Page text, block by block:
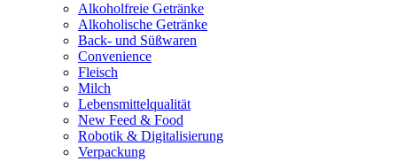
Alkoholfreie Getränke
Alkoholische Getränke
Back- und Süßwaren
Convenience
Fleisch
Milch
Lebensmittelqualität
New Feed & Food
Robotik & Digitalisierung
Verpackung